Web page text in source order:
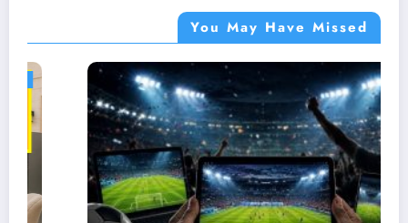
You May Have Missed
جوابى